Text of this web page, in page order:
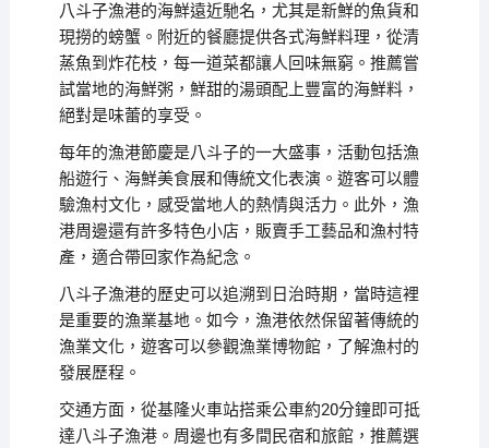
八斗子漁港的海鮮遠近馳名，尤其是新鮮的魚貨和
現撈的螃蟹。附近的餐廳提供各式海鮮料理，從清
蒸魚到炸花枝，每一道菜都讓人回味無窮。推薦嘗
試當地的海鮮粥，鮮甜的湯頭配上豐富的海鮮料，
絕對是味蕾的享受。
每年的漁港節慶是八斗子的一大盛事，活動包括漁
船遊行、海鮮美食展和傳統文化表演。遊客可以體
驗漁村文化，感受當地人的熱情與活力。此外，漁
港周邊還有許多特色小店，販賣手工藝品和漁村特
產，適合帶回家作為紀念。
八斗子漁港的歷史可以追溯到日治時期，當時這裡
是重要的漁業基地。如今，漁港依然保留著傳統的
漁業文化，遊客可以參觀漁業博物館，了解漁村的
發展歷程。
交通方面，從基隆火車站搭乘公車約20分鐘即可抵
達八斗子漁港。周邊也有多間民宿和旅館，推薦選